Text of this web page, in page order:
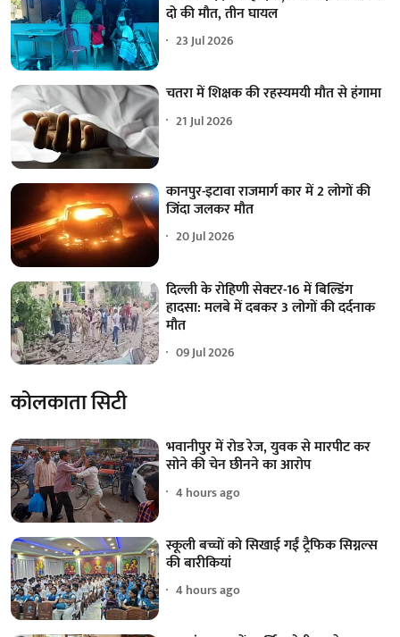
दो की मौत, तीन घायल
23 Jul 2026
चतरा में शिक्षक की रहस्यमयी मौत से हंगामा
21 Jul 2026
कानपुर-इटावा राजमार्ग कार में 2 लोगों की
जिंदा जलकर मौत
20 Jul 2026
दिल्ली के रोहिणी सेक्टर-16 में बिल्डिंग
हादसा: मलबे में दबकर 3 लोगों की दर्दनाक
मौत
09 Jul 2026
कोलकाता सिटी
भवानीपुर में रोड रेज, युवक से मारपीट कर
सोने की चेन छीनने का आरोप
4 hours ago
स्कूली बच्चों को सिखाई गईं ट्रैफिक सिग्नल्स
की बारीकियां
4 hours ago